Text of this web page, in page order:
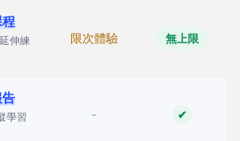
伸練
限次體驗 無上限
學習
- ✔